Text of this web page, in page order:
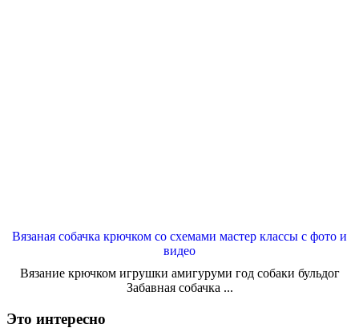
Вязаная собачка крючком со схемами мастер классы с фото и
видео
Вязание крючком игрушки амигуруми год собаки бульдог
Забавная собачка ...
Это интересно